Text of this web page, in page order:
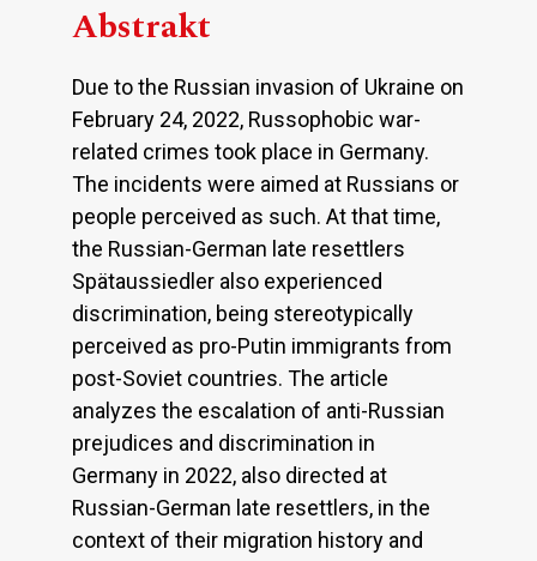
Abstrakt
Due to the Russian invasion of Ukraine on
February 24, 2022, Russophobic war-
related crimes took place in Germany.
The incidents were aimed at Russians or
people perceived as such. At that time,
the Russian-German late resettlers
Spätaussiedler also experienced
discrimination, being stereotypically
perceived as pro-Putin immigrants from
post-Soviet countries. The article
analyzes the escalation of anti-Russian
prejudices and discrimination in
Germany in 2022, also directed at
Russian-German late resettlers, in the
context of their migration history and